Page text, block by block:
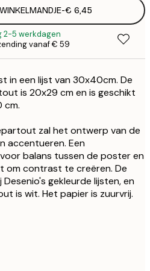
-€ 6,45
2-5 werkdagen
vanaf € 59
in een lijst van 30x40cm. De
is 20x29 cm en is geschikt
cm.
zal het ontwerp van de
accentueren. Een
balans tussen de poster en
om contrast te creëren. De
gekleurde lijsten, en
is wit. Het papier is zuurvrij.